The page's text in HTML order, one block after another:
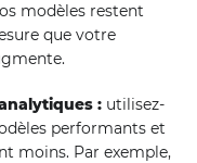
modèles restent
que votre
: utilisez-
performants et
moins. Par exemple,